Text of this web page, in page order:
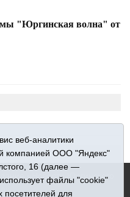
"Юргинская волна" от
«Новости Юргинского
веб-аналитики
компанией ООО "Яндекс"
16 (далее —
файлы "cookie"
посетителей для